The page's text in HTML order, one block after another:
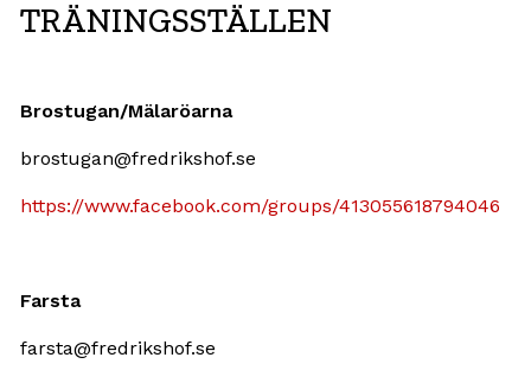
TRÄNINGSSTÄLLEN
Brostugan/Mälaröarna
brostugan@fredrikshof.se
https://www.facebook.com/groups/413055618794046
Farsta
farsta@fredrikshof.se